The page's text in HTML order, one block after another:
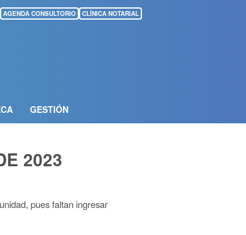
AGENDA CONSULTORIO CLÍNICA NOTARIAL
GESTIÓN
2023
pues faltan ingresar